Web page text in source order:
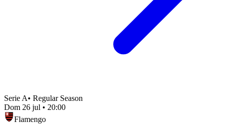
Serie A• Regular Season
Dom 26 jul • 20:00
Flamengo